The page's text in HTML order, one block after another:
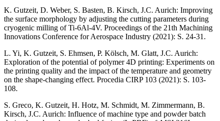
K. Gutzeit, D. Weber, S. Basten, B. Kirsch, J.C. Aurich: Improving
the surface morphology by adjusting the cutting parameters during
cryogenic milling of Ti-6Al-4V. Proceedings of the 21th Machining
Innovations Conference for Aerospace Industry (2021): S. 24-31.
L. Yi, K. Gutzeit, S. Ehmsen, P. Kölsch, M. Glatt, J.C. Aurich:
Exploration of the potential of polymer 4D printing: Experiments on
the printing quality and the impact of the temperature and geometry
on the shape-changing effect. Procedia CIRP 103 (2021): S. 103-
108.
S. Greco, K. Gutzeit, H. Hotz, M. Schmidt, M. Zimmermann, B.
Kirsch, J.C. Aurich: Influence of machine type and powder batch